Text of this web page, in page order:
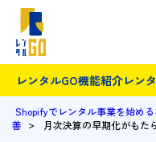
レンタルGO機能紹介レン
Shopifyでレンタル事業を始め
善 > 月次決算の早期化がもた